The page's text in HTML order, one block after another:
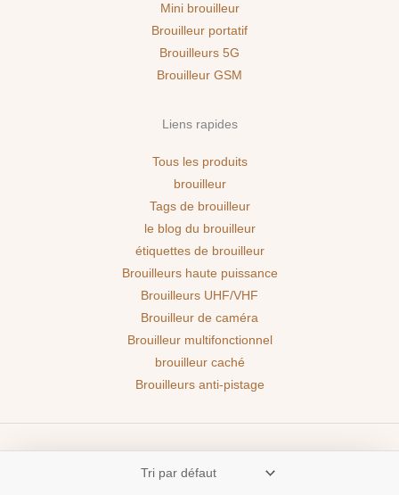
Mini brouilleur
Brouilleur portatif
Brouilleurs 5G
Brouilleur GSM
Liens rapides
Tous les produits
brouilleur
Tags de brouilleur
le blog du brouilleur
étiquettes de brouilleur
Brouilleurs haute puissance
Brouilleurs UHF/VHF
Brouilleur de caméra
Brouilleur multifonctionnel
brouilleur caché
Brouilleurs anti-pistage